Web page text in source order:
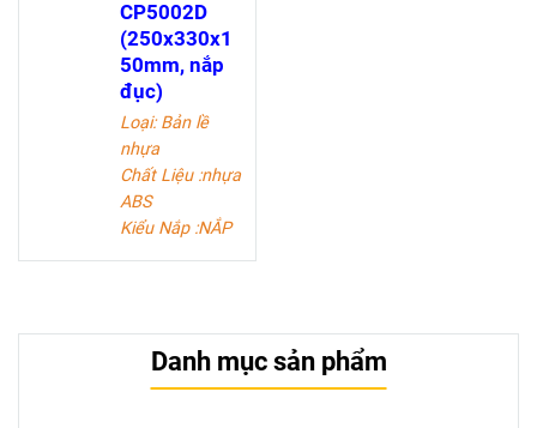
CP5002D
(250x330x1
50mm, nắp
đục)
Loại: Bản lề
nhựa
Chất Liệu :nhựa
ABS
Kiểu Nắp :NẮP
Cấp Độ Chống
Nước: IP65
Chống Va Đập:
Danh mục sản phẩm